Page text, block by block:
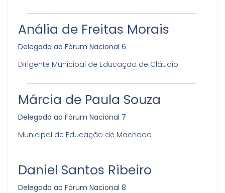
Anália de Freitas Morais
Delegado ao Fórum Nacional 6
Dirigente Municipal de Educação de Cláudio
Márcia de Paula Souza
Delegado ao Fórum Nacional 7
Municipal de Educação de Machado
Daniel Santos Ribeiro
Delegado ao Fórum Nacional 8